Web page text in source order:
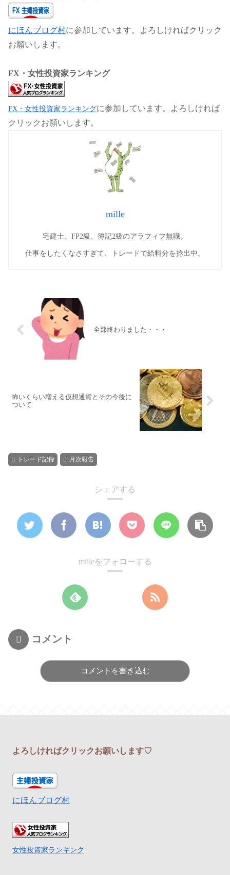
にほんブログ村に参加しています。よろしければクリック
お願いします。
FX・女性投資家ランキング
FX・女性投資家ランキングに参加しています。よろしければ
クリックお願いします。
mille
宅建士、FP2級、簿記2級のアラフィフ無職。
仕事をしたくなさすぎて、トレードで給料分を捻出中。
全部終わりました・・・
怖いくらい増える仮想通貨とその今後に
ついて
トレード記録 月次報告
シェアする
milleをフォローする
コメント
コメントを書き込む
よろしければクリックお願いします♡
にほんブログ村
女性投資家ランキング